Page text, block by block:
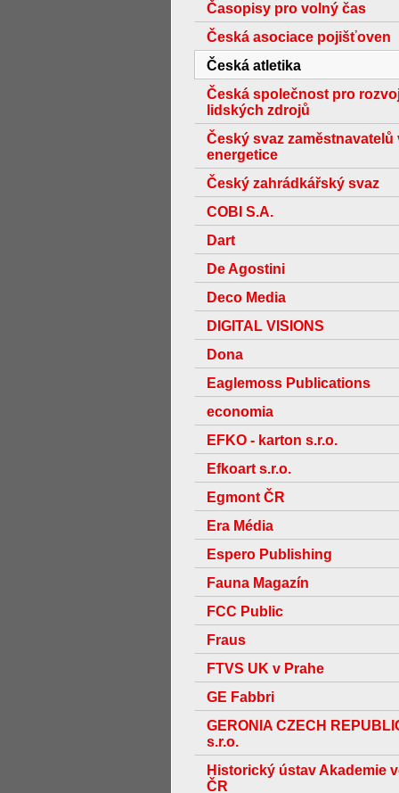
Časopisy pro volný čas
Česká asociace pojišťoven
Česká atletika
Česká společnost pro
lidských zdrojů
Český svaz zaměstnavatelů
energetice
Český zahrádkářský svaz
COBI S.A.
Dart
De Agostini
Deco Media
DIGITAL VISIONS
Dona
Eaglemoss Publications
economia
EFKO - karton s.r.o.
Efkoart s.r.o.
Egmont ČR
Era Média
Espero Publishing
Fauna Magazín
FCC Public
Fraus
FTVS UK v Prahe
GE Fabbri
GERONIA CZECH
s.r.o.
Historický ústav Akademie
ČR